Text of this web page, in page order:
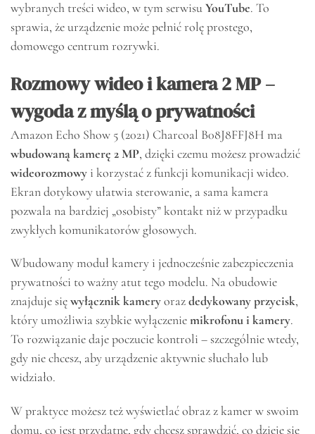
wybranych treści wideo, w tym serwisuYouTube. To
sprawia, że urządzenie może pełnić rolę prostego,
domowego centrum rozrywki.
Rozmowy wideo i kamera 2 MP –
wygoda z myślą o prywatności
Amazon Echo Show 5 (2021) Charcoal B08J8FFJ8H ma
wbudowaną kamerę 2 MP, dzięki czemu możesz prowadzić
wideorozmowy i korzystać z funkcji komunikacji wideo.
Ekran dotykowy ułatwia sterowanie, a sama kamera
pozwala na bardziej „osobisty” kontakt niż w przypadku
zwykłych komunikatorów głosowych.
Wbudowany moduł kamery i jednocześnie zabezpieczenia
prywatności to ważny atut tego modelu. Na obudowie
znajduje sięwyłącznik kameryorazdedykowany przycisk,
który umożliwia szybkie wyłączeniemikrofonu i kamery.
To rozwiązanie daje poczucie kontroli – szczególnie wtedy,
gdy nie chcesz, aby urządzenie aktywnie słuchało lub
widziało.
W praktyce możesz też wyświetlać obraz z kamer w swoim
domu, co jest przydatne, gdy chcesz sprawdzić, co dzieje się